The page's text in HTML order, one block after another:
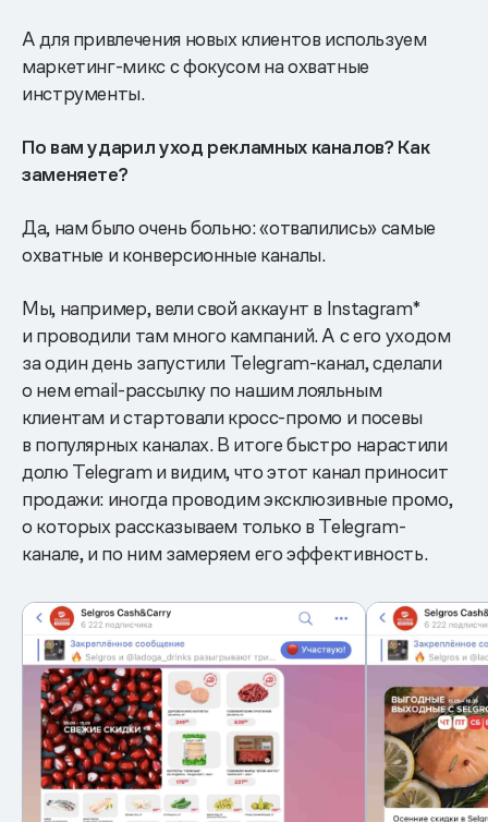
А для привлечения новых клиентов используем
маркетинг-микс с фокусом на охватные
инструменты.
По вам ударил уход рекламных каналов? Как
заменяете?
Да, нам было очень больно: «отвалились» самые
охватные и конверсионные каналы.
Мы, например, вели свой аккаунт в Instagram*
и проводили там много кампаний. А с его уходом
за один день запустили Telegram-канал, сделали
о нем email-рассылку по нашим лояльным
клиентам и стартовали кросс-промо и посевы
в популярных каналах. В итоге быстро нарастили
долю Telegram и видим, что этот канал приносит
продажи: иногда проводим эксклюзивные промо,
о которых рассказываем только в Telegram-
канале, и по ним замеряем его эффективность.